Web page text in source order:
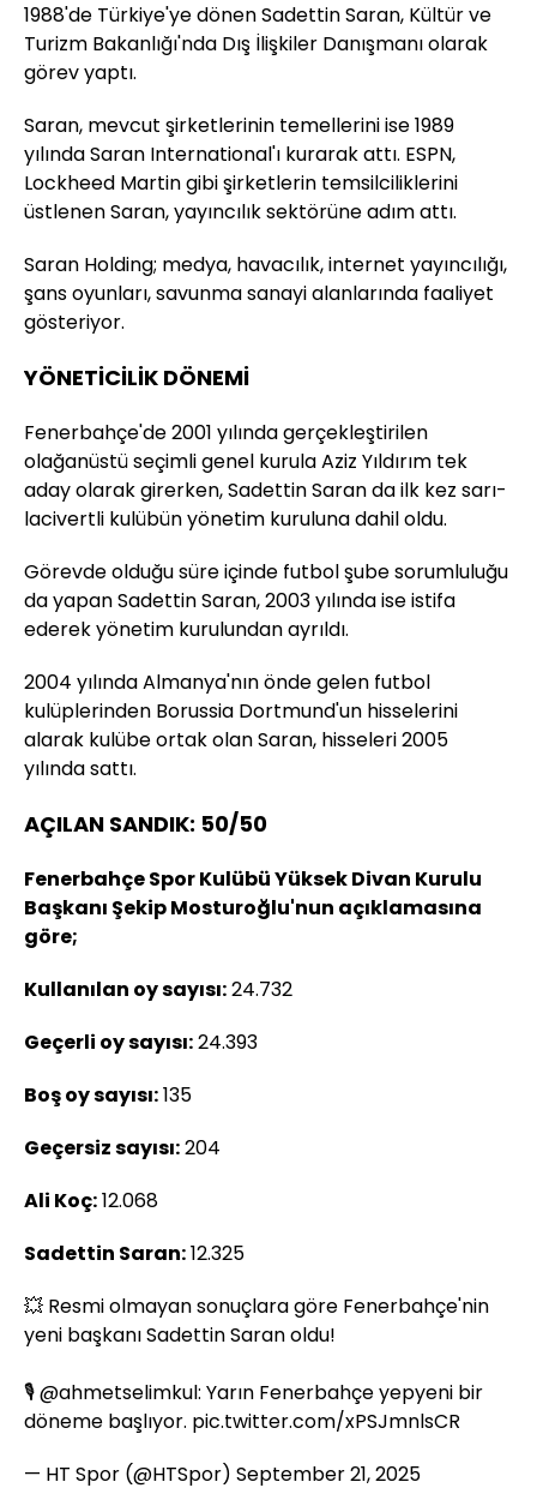
1988'de Türkiye'ye dönen Sadettin Saran, Kültür ve
Turizm Bakanlığı'nda Dış İlişkiler Danışmanı olarak
görev yaptı.
Saran, mevcut şirketlerinin temellerini ise 1989
yılında Saran International'ı kurarak attı. ESPN,
Lockheed Martin gibi şirketlerin temsilciliklerini
üstlenen Saran, yayıncılık sektörüne adım attı.
Saran Holding; medya, havacılık, internet yayıncılığı,
şans oyunları, savunma sanayi alanlarında faaliyet
gösteriyor.
YÖNETİCİLİK DÖNEMİ
Fenerbahçe'de 2001 yılında gerçekleştirilen
olağanüstü seçimli genel kurula Aziz Yıldırım tek
aday olarak girerken, Sadettin Saran da ilk kez sarı-
lacivertli kulübün yönetim kuruluna dahil oldu.
Görevde olduğu süre içinde futbol şube sorumluluğu
da yapan Sadettin Saran, 2003 yılında ise istifa
ederek yönetim kurulundan ayrıldı.
2004 yılında Almanya'nın önde gelen futbol
kulüplerinden Borussia Dortmund'un hisselerini
alarak kulübe ortak olan Saran, hisseleri 2005
yılında sattı.
AÇILAN SANDIK: 50/50
Fenerbahçe Spor Kulübü Yüksek Divan Kurulu
Başkanı Şekip Mosturoğlu'nun açıklamasına
göre;
Kullanılan oy sayısı:24.732
Geçerli oy sayısı:24.393
Boş oy sayısı:135
Geçersiz sayısı:204
Ali Koç:12.068
Sadettin Saran:12.325
💥 Resmi olmayan sonuçlara göre Fenerbahçe'nin
yeni başkanı Sadettin Saran oldu!
🎙️@ahmetselimkul: Yarın Fenerbahçe yepyeni bir
döneme başlıyor. pic.twitter.com/xPSJmnlsCR
— HT Spor (@HTSpor) September 21, 2025